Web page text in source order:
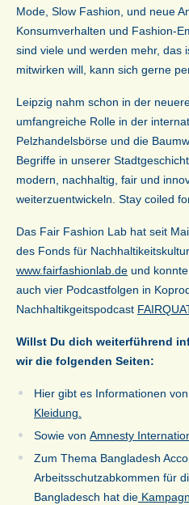
Mode, Slow Fashion, und neue
Konsumverhalten und Fashion-
sind viele und werden mehr, das
mitwirken will, kann sich gerne
Leipzig nahm schon in der
umfangreiche Rolle in der
Pelzhandelsbörse und die
Begriffe in unserer
modern, nachhaltig, fair und
weiterzuentwickeln. Stay coiled
Das Fair Fashion Lab hat seit
des Fonds für
www.fairfashionlab.de und
auch vier Podcastfolgen in
Nachhaltikgeitspodcast
Willst Du dich weiterführend
wir die folgenden Seiten:
Hier gibt es Informationen
Kleidung.
Sowie von Amnesty
Zum Thema Bangladesh
Arbeitsschutz­abkommen für
Bangladesch hat die